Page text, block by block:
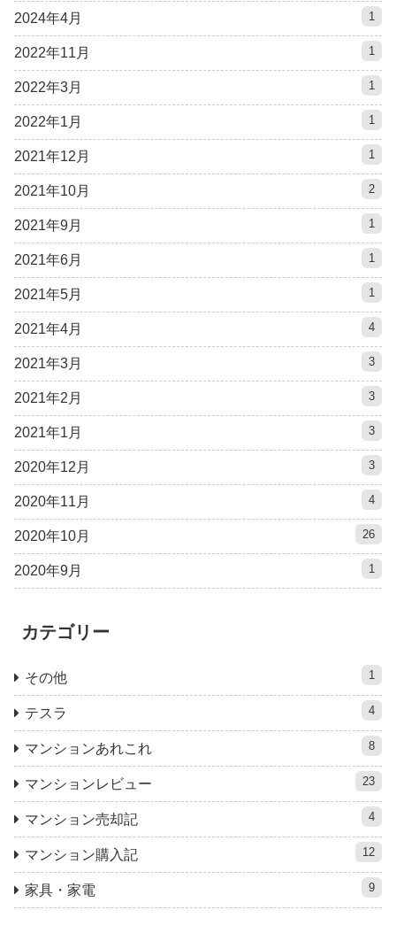
2024年4月 1
2022年11月 1
2022年3月 1
2022年1月 1
2021年12月 1
2021年10月 2
2021年9月 1
2021年6月 1
2021年5月 1
2021年4月 4
2021年3月 3
2021年2月 3
2021年1月 3
2020年12月 3
2020年11月 4
2020年10月 26
2020年9月 1
カテゴリー
その他 1
テスラ 4
マンションあれこれ 8
マンションレビュー 23
マンション売却記 4
マンション購入記 12
家具・家電 9